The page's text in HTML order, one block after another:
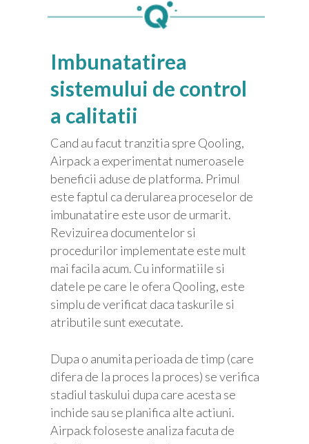
Imbunatatirea
sistemului de control
a calitatii
Cand au facut tranzitia spre Qooling,
Airpack a experimentat numeroasele
beneficii aduse de platforma. Primul
este faptul ca derularea proceselor de
imbunatatire este usor de urmarit.
Revizuirea documentelor si
procedurilor implementate este mult
mai facila acum. Cu informatiile si
datele pe care le ofera Qooling, este
simplu de verificat daca taskurile si
atributile sunt executate.
Dupa o anumita perioada de timp (care
difera de la proces la proces) se verifica
stadiul taskului dupa care acesta se
inchide sau se planifica alte actiuni.
Airpack foloseste analiza facuta de